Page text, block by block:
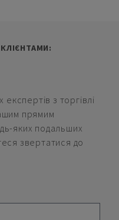
з торгівлі
прямим
яких подальших
звертатися до